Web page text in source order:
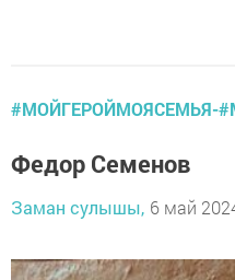
#МОЙГЕРОЙМОЯСЕМЬЯ-
Федор Семенов
Заман сулышы, 6 май